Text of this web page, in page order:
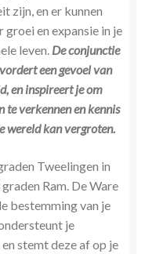
zijn, en er kunnen
en expansie in je
leven. De conjunctie
een gevoel van
en inspireert je om
te verkennen en kennis
wereld kan vergroten.
Tweelingen in
Ram. De Ware
bestemming van je
je
stemt deze af op je